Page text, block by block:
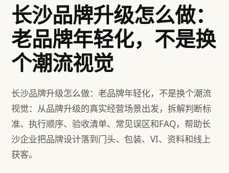
餐饮 方鲜 慧庭手写体
提示：⌘/Ctrl + K 随时唤起搜索
长沙品牌升级怎么做：
老品牌年轻化，不是换
个潮流视觉
长沙品牌升级怎么做：老品牌年轻化，不是换个潮流
视觉：从品牌升级的真实经营场景出发，拆解判断标
准、执行顺序、验收清单、常见误区和FAQ，帮助长
沙企业把品牌设计落到门头、包装、VI、资料和线上
获客。